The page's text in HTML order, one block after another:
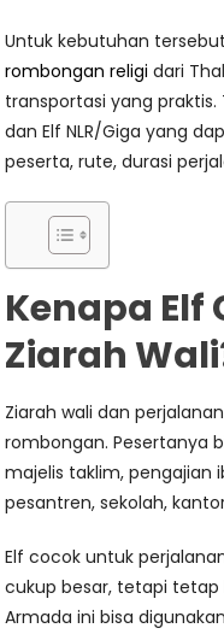
Untuk kebutuhan
rombongan religi dari
transportasi yang praktis.
dan Elf NLR/Giga yang
peserta, rute, durasi
Kenapa Elf
Ziarah
Ziarah wali dan
rombongan. Pesertanya
majelis taklim, pengajian
pesantren, sekolah,
Elf cocok untuk
cukup besar, tetapi tetap
Armada ini bisa